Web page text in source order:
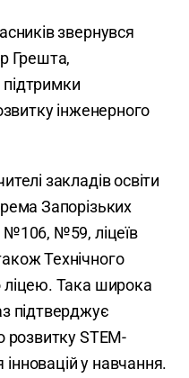
звернувся
Грешта,
інженерного
закладів освіти
Запорізьких
№59, ліцеїв
Технічного
ліцею. Така широка
підтверджує
розвитку STEM-
у навчання.